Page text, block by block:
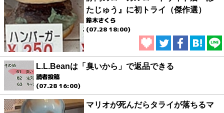
たじゅう』に初トライ（傑作選）
鈴木さくら
(07.28 18:00)
L.L.Beanは「臭いから」で返品できる
読者投稿
(07.28 16:00)
マリオが死んだらタライが落ちるマ